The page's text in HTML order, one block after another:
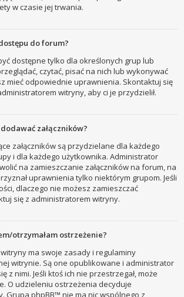
w czasie jej trwania.
do forum?
dostępne tylko dla określonych grup lub
czytać, pisać na nich lub wykonywać
mieć odpowiednie uprawnienia. Skontaktuj się
witryny, aby ci je przydzielił.
załączników?
załączników są przydzielane dla każdego
i dla każdego użytkownika. Administrator
na zamieszczanie załączników na forum, na
uprawnienia tylko niektórym grupom. Jeśli
dlaczego nie możesz zamieszczać
się z administratorem witryny.
otrzymałam ostrzeżenie?
ma swoje zasady i regulaminy
witrynie. Są one opublikowane i administrator
z nimi. Jeśli ktoś ich nie przestrzegał, może
O udzieleniu ostrzeżenia decyduje
Grupa phpBB™ nie ma nic wspólnego z